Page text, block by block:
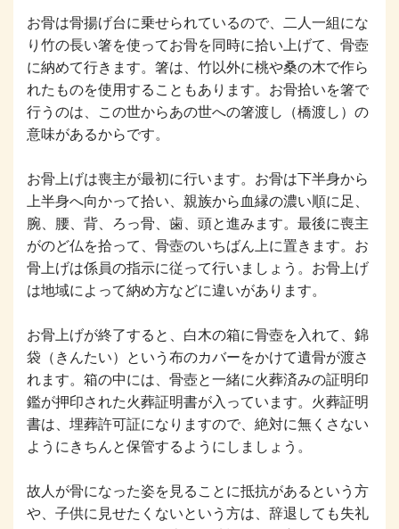
お骨は骨揚げ台に乗せられているので、二人一組にな
り竹の長い箸を使ってお骨を同時に拾い上げて、骨壺
に納めて行きます。箸は、竹以外に桃や桑の木で作ら
れたものを使用することもあります。お骨拾いを箸で
行うのは、この世からあの世への箸渡し（橋渡し）の
意味があるからです。
お骨上げは喪主が最初に行います。お骨は下半身から
上半身へ向かって拾い、親族から血縁の濃い順に足、
腕、腰、背、ろっ骨、歯、頭と進みます。最後に喪主
がのど仏を拾って、骨壺のいちばん上に置きます。お
骨上げは係員の指示に従って行いましょう。お骨上げ
は地域によって納め方などに違いがあります。
お骨上げが終了すると、白木の箱に骨壺を入れて、錦
袋（きんたい）という布のカバーをかけて遺骨が渡さ
れます。箱の中には、骨壺と一緒に火葬済みの証明印
鑑が押印された火葬証明書が入っています。火葬証明
書は、埋葬許可証になりますので、絶対に無くさない
ようにきちんと保管するようにしましょう。
故人が骨になった姿を見ることに抵抗があるという方
や、子供に見せたくないという方は、辞退しても失礼